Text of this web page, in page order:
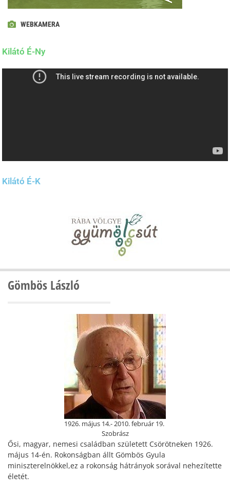
WEBKAMERA
Kilátó É-Ny
Kilátó É-K
Gömbös László
1926. május 14.- 2010. február 19.
Szobrász
Ősi, magyar, nemesi családban született Csörötneken 1926.
május 14-én. Rokonságban állt Gömbös Gyula
miniszterelnökkel,ez a rokonság hátrányok sorával nehezítette
életét.